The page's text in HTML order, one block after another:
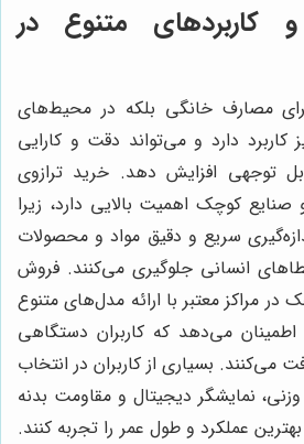
کاربردهای متنوع در
مصارف خانگی بلکه در محیط‌های
دارد و می‌تواند دقت و کارایی
توجهی افزایش دهد. خرید ترازوی
کوچک اهمیت بالایی دارد، زیرا
سریع و دقیق مواد و محصولات
انسانی جلوگیری می‌کنند. فروش
در مراکز معتبر با ارائه مدل‌های متنوع
اطمینان می‌دهد که کاربران دستگاهی
می‌کنند. بسیاری از کاربران در انتخاب
نمایشگر دیجیتال و مقاومت بدنه
عملکرد و طول عمر را تجربه کنند.